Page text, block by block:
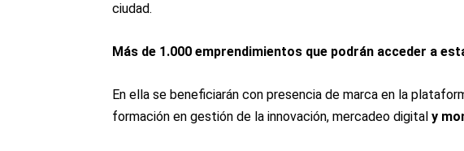
ciudad.
Más de 1.000 emprendimientos que podrán acceder a
En ella se beneficiarán con presencia de marca en la
formación en gestión de la innovación, mercadeo digital y